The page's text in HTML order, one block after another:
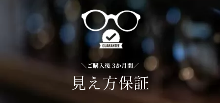
＼ご購入後 3か月間／
見え方保証